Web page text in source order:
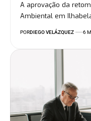
A aprovação da
Ambiental em
PORDIEGO VELÁZQUEZ 6